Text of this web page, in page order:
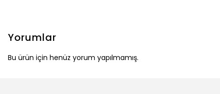
Yorumlar
Bu ürün için henüz yorum yapılmamış.